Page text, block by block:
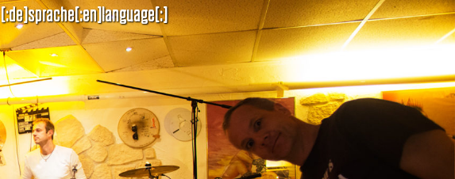
[:de]sprache[:en]language[:]